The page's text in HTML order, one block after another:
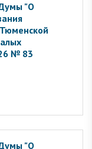
"О
№ 83
"О